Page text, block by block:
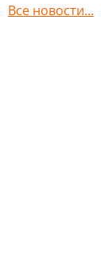
Все новости...